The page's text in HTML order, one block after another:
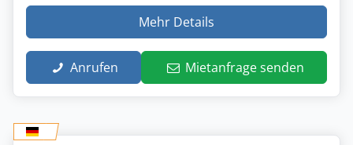
Mehr Details
Anrufen Mietanfrage senden